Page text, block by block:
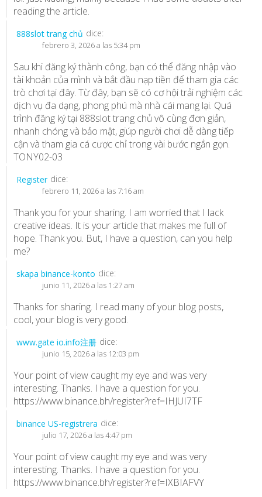
reading the article.
888slot trang chủ dice:
febrero 3, 2026 a las 5:34 pm
Sau khi đăng ký thành công, bạn có thể đăng nhập vào
tài khoản của mình và bắt đầu nạp tiền để tham gia các
trò chơi tại đây. Từ đây, bạn sẽ có cơ hội trải nghiệm các
dịch vụ đa dạng, phong phú mà nhà cái mang lại. Quá
trình đăng ký tại 888slot trang chủ
nhanh chóng và bảo mật, giúp người chơi dễ dàng tiếp
cận và tham gia cá cược chỉ trong vài bước ngắn gọn.
TONY02-03
Register dice:
febrero 11, 2026 a las 7:16 am
Thank you for your sharing. I am worried that I lack
creative ideas. It is your article that makes me full of
hope. Thank you. But, I have a question, can you help
me?
skapa binance-konto dice:
junio 11, 2026 a las 1:27 am
Thanks for sharing. I read many of your blog posts,
cool, your blog is very good.
www.gate io.info注册 dice:
junio 15, 2026 a las 12:03 pm
Your point of view caught my eye and was very
interesting. Thanks. I have a question for you.
https://www.binance.bh/register?ref=IHJUI7TF
binance US-registrera dice:
julio 17, 2026 a las 4:47 pm
Your point of view caught my eye and was very
interesting. Thanks. I have a question for you.
https://www.binance.bh/register?ref=IXBIAFVY